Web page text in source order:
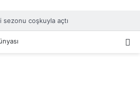
sezonu coşkuyla açtı